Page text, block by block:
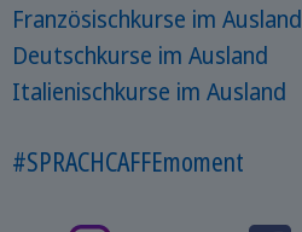
Französischkurse im Ausland
Deutschkurse im Ausland
Italienischkurse im Ausland
#SPRACHCAFFEmoment